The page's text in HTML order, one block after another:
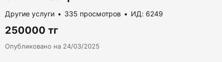
Другие услуги 335 просмотров ИД: 6249
250000 тг
Опубликовано на 24/03/2025